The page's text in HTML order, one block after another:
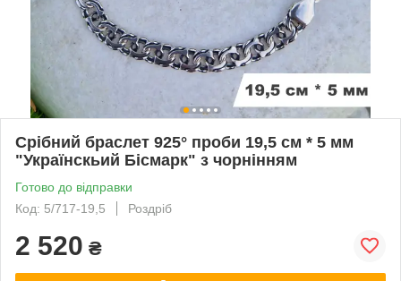
Срібний браслет 925° проби 19,5 см * 5 мм
"Українскьий Бісмарк" з чорнінням
Готово до відправки
Код: 5/717-19,5
Роздріб
2 520 ₴